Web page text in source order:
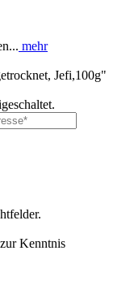
mehr
Jefi,100g"
zur Kenntnis